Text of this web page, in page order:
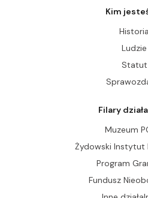
Kim
Historia
Ludzie
Statut
Filary
Muzeum
Żydowski Instytut
Program
Fundusz